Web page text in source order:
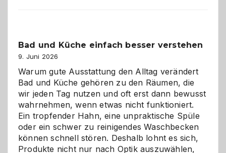
Bad und Küche einfach besser verstehen
9. Juni 2026
Warum gute Ausstattung den Alltag verändert
Bad und Küche gehören zu den Räumen, die
wir jeden Tag nutzen und oft erst dann bewusst
wahrnehmen, wenn etwas nicht funktioniert.
Ein tropfender Hahn, eine unpraktische Spüle
oder ein schwer zu reinigendes Waschbecken
können schnell stören. Deshalb lohnt es sich,
Produkte nicht nur nach Optik auszuwählen,